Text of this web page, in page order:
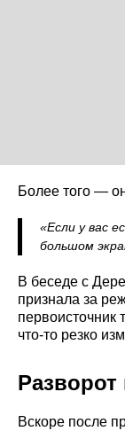
Более того —
«Если у вас
большом
В беседе с
признала за
первоисточник
что-то резко
Разворот
Вскоре после